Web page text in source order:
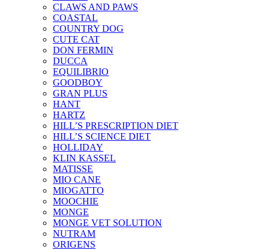
CLAWS AND PAWS
COASTAL
COUNTRY DOG
CUTE CAT
DON FERMIN
DUCCA
EQUILIBRIO
GOODBOY
GRAN PLUS
HANT
HARTZ
HILL’S PRESCRIPTION DIET
HILL’S SCIENCE DIET
HOLLIDAY
KLIN KASSEL
MATISSE
MIO CANE
MIOGATTO
MOOCHIE
MONGE
MONGE VET SOLUTION
NUTRAM
ORIGENS